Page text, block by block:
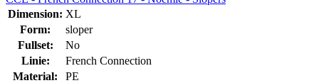
Dimension: XL
Form:
sloper
Fullset:
No
Linie:
French Connection
Material:
PE